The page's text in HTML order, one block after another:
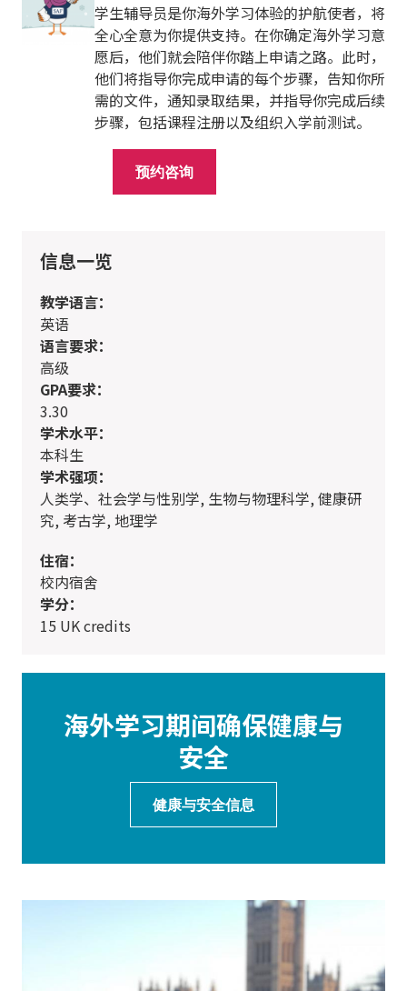
学生辅导员是你海外学习体验的护航使者，将
全心全意为你提供支持。在你确定海外学习意
愿后，他们就会陪伴你踏上申请之路。此时，
他们将指导你完成申请的每个步骤，告知你所
需的文件，通知录取结果，并指导你完成后续
步骤，包括课程注册以及组织入学前测试。
预约咨询
信息一览
教学语言：
英语
语言要求：
高级
GPA要求：
3.30
学术水平：
本科生
学术强项：
人类学、社会学与性别学, 生物与物理科学, 健康研
究, 考古学, 地理学
住宿：
校内宿舍
学分：
15 UK credits
海外学习期间确保健康与
安全
健康与安全信息